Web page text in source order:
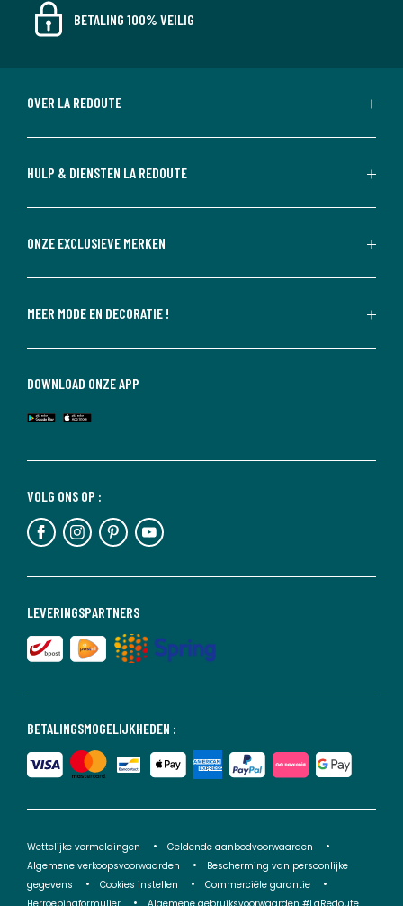
BETALING 100% VEILIG
OVER LA REDOUTE
HULP & DIENSTEN LA REDOUTE
ONZE EXCLUSIEVE MERKEN
MEER MODE EN DECORATIE !
BETALINGSMOGELIJKHEDEN :
LEVERINGSPARTNERS
VOLG ONS OP :
DOWNLOAD ONZE APP
Wettelijke vermeldingen
Geldende aanbodvoorwaarden
Algemene verkoopsvoorwaarden
Bescherming van persoonlijke
gegevens
Cookies instellen
Commerciële garantie